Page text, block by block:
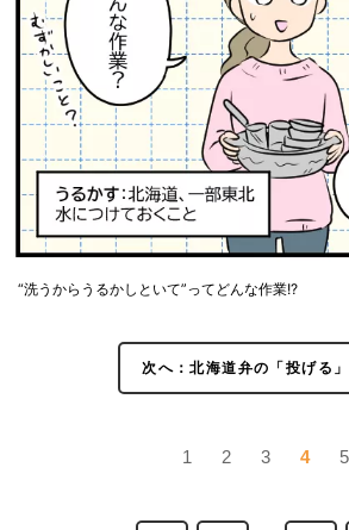
“洗うからうるかしといて”ってどんな作業!?
次へ：北海道弁の「投げる
1 2 3 4 5